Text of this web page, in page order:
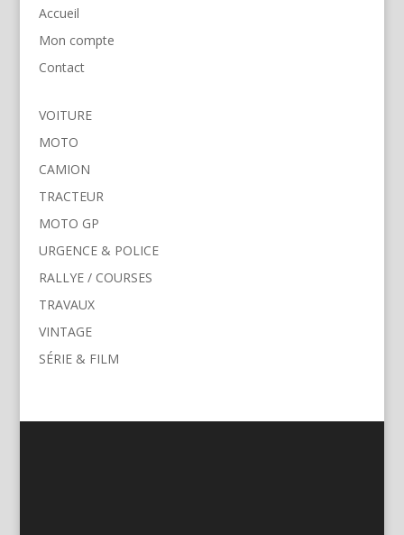
Accueil
Mon compte
Contact
VOITURE
MOTO
CAMION
TRACTEUR
MOTO GP
URGENCE & POLICE
RALLYE / COURSES
TRAVAUX
VINTAGE
SÉRIE & FILM